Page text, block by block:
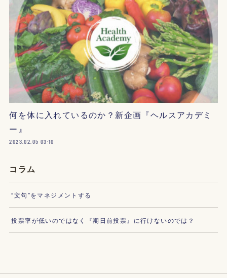
何を体に入れているのか？新企画『ヘルスアカデミ
ー』
2023.02.05 03:10
コラム
“文句”をマネジメントする
投票率が低いのではなく『期日前投票』に行けないのでは？